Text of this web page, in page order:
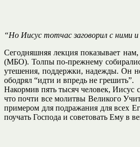
“Но Иисус тотчас заговорил с ними
Сегодняшняя лекция показывает
(МБО). Толпы по-прежнему
утешения, поддержки, надежды. Он не
ободрял “идти и впредь не грешить”.
Накормив пять тысяч человек, Иисус
что почти все молитвы Великого
примером для подражания для всех
поучать Господа и советовать Ему в